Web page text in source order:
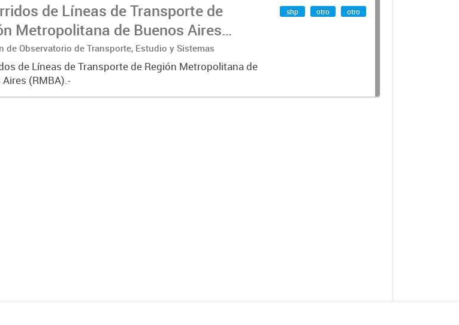
de Líneas de Transporte de
Metropolitana de Buenos Aires
de Observatorio de Transporte, Estudio y Sistemas
de Líneas de Transporte de Región Metropolitana de
(RMBA).-
shp otro otro